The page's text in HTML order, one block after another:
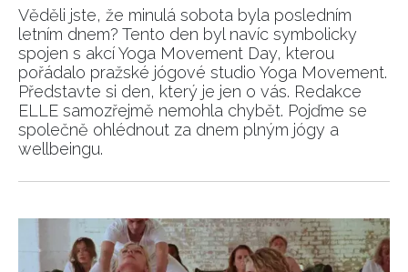
Věděli jste, že minulá sobota byla posledním
letním dnem? Tento den byl navíc symbolicky
spojen s akcí Yoga Movement Day, kterou
pořádalo pražské jógové studio Yoga Movement.
Představte si den, který je jen o vás. Redakce
ELLE samozřejmě nemohla chybět. Pojďme se
společně ohlédnout za dnem plným jógy a
wellbeingu.